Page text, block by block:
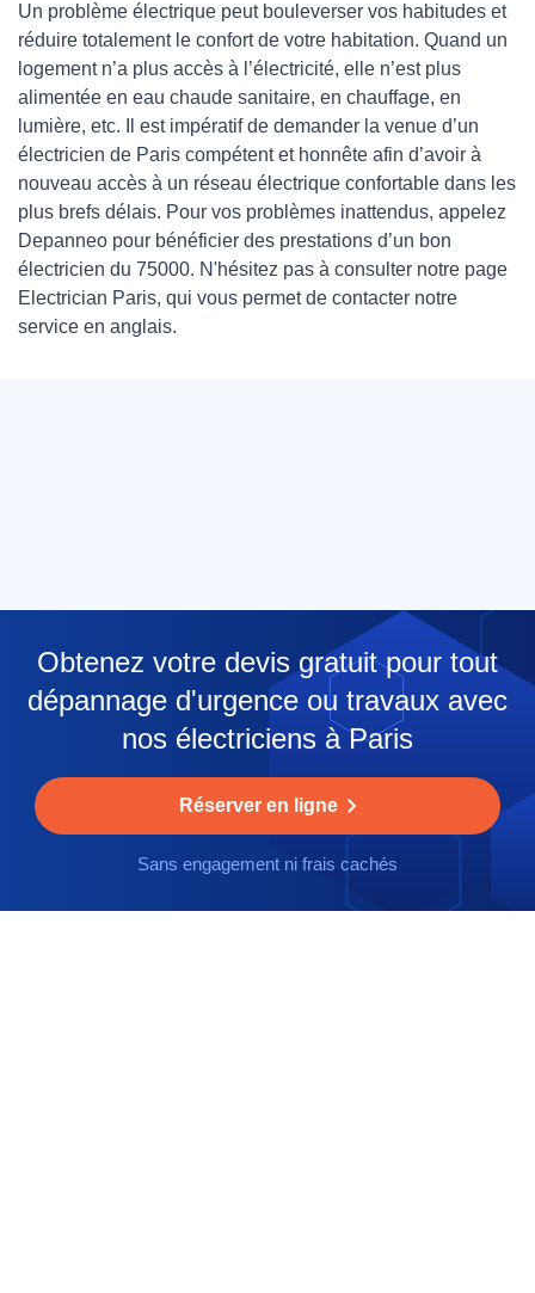
Un problème électrique peut bouleverser vos habitudes et
réduire totalement le confort de votre habitation. Quand un
logement n’a plus accès à l’électricité, elle n’est plus
alimentée en eau chaude sanitaire, en chauffage, en
lumière, etc. Il est impératif de demander la venue d’un
électricien de Paris compétent et honnête afin d’avoir à
nouveau accès à un réseau électrique confortable dans les
plus brefs délais. Pour vos problèmes inattendus, appelez
Depanneo pour bénéficier des prestations d’un bon
électricien du 75000. N'hésitez pas à consulter notre page
Electrician Paris, qui vous permet de contacter notre
service en anglais.
Obtenez votre devis gratuit pour tout
dépannage d'urgence ou travaux avec
nos électriciens à Paris
Réserver en ligne
Sans engagement ni frais cachés